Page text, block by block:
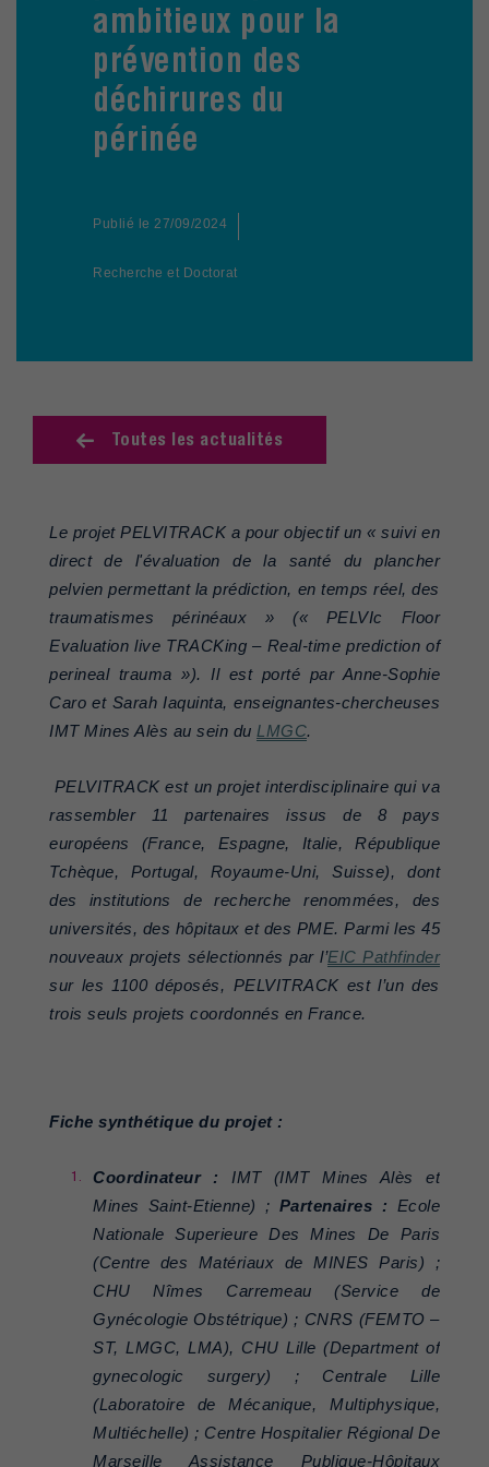
ambitieux pour la
prévention des
déchirures du
périnée
Publié le 27/09/2024
Recherche et Doctorat
Toutes les actualités
Le projet PELVITRACK a pour objectif un « suivi en
direct de l'évaluation de la santé du plancher
pelvien permettant la prédiction, en temps réel, des
traumatismes périnéaux » (« PELVIc Floor
Evaluation live TRACKing – Real-time prediction of
perineal trauma »). Il est porté par Anne-Sophie
Caro et Sarah Iaquinta, enseignantes-chercheuses
IMT Mines Alès au sein du LMGC.
PELVITRACK est un projet interdisciplinaire qui va
rassembler 11 partenaires issus de 8 pays
européens (France, Espagne, Italie, République
Tchèque, Portugal, Royaume-Uni, Suisse), dont
des institutions de recherche renommées, des
universités, des hôpitaux et des PME. Parmi les 45
nouveaux projets sélectionnés par l’EIC Pathfinder
sur les 1100 déposés, PELVITRACK est l’un des
trois seuls projets coordonnés en France.
Fiche synthétique du projet :
Coordinateur : IMT (IMT Mines Alès et
Mines Saint-Etienne) ; Partenaires : Ecole
Nationale Superieure Des Mines De Paris
(Centre des Matériaux de MINES Paris) ;
CHU Nîmes Carremeau (Service de
Gynécologie Obstétrique) ; CNRS (FEMTO –
ST, LMGC, LMA), CHU Lille (Department of
gynecologic surgery) ; Centrale Lille
(Laboratoire de Mécanique, Multiphysique,
Multiéchelle) ; Centre Hospitalier Régional De
Marseille Assistance Publique-Hôpitaux